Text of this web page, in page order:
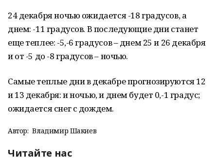
24 декабря ночью ожидается -18 градусов, а
днем: -11 градусов. В последующие дни станет
еще теплее: -5,-6 градусов – днем 25 и 26 декабря
и от -5 до -8 градусов – ночью.
Самые теплые дни в декабре прогнозируются 12
и 13 декабря: и ночью, и днем будет 0,-1 градус;
ожидается снег с дождем.
Автор: Владимир Шакиев
Читайте нас